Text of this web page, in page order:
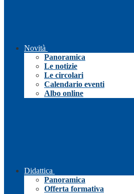
Novità
Panoramica
Le notizie
Le circolari
Calendario eventi
Albo online
Didattica
Panoramica
Offerta formativa